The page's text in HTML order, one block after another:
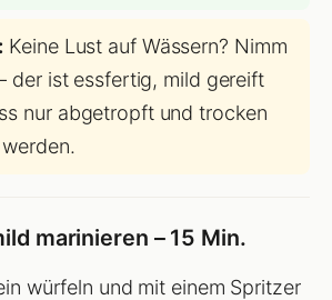
Keine Lust auf Wässern? Nimm
der ist essfertig, mild gereift
nur abgetropft und trocken
marinieren – 15 Min.
würfeln und mit einem Spritzer